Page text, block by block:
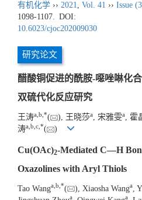
有机化学 ›› 2021, Vol. 41 ›› Issue
1098-1107. DOI:
10.6023/cjoc202009030
研究论文
醋酸铜促进的酰胺-噁唑啉化
双硫代化反应研究
王涛a b *( ), 王晓莎a , 宋雅雯a , 霍
涛a b c *( )
Cu(OAc)2-Mediated C—H
Oxazolines with Aryl Thiols
Tao Wanga,b,*( ), Xiaosha Wanga ,
a a